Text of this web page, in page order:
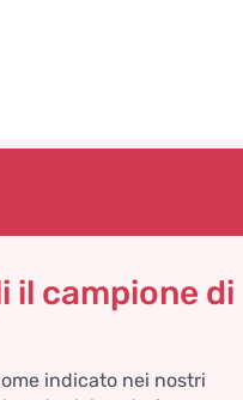
il campione di
indicato nei nostri